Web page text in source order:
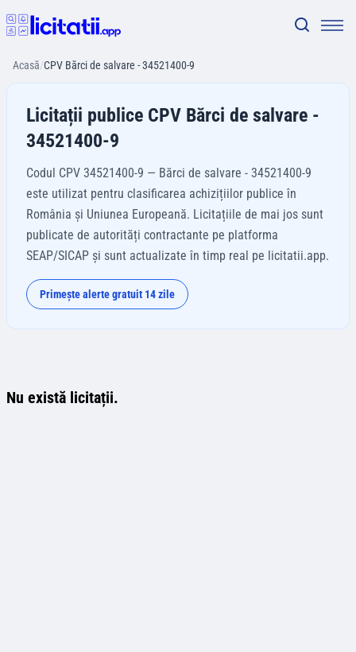
Acasă/CPV Bărci de salvare - 34521400-9
Licitații publice CPV Bărci de salvare -
34521400-9
Codul CPV 34521400-9 — Bărci de salvare - 34521400-9
este utilizat pentru clasificarea achizițiilor publice în
România și Uniunea Europeană. Licitațiile de mai jos sunt
publicate de autorități contractante pe platforma
SEAP/SICAP și sunt actualizate în timp real pe licitatii.app.
Primește alerte gratuit 14 zile
Nu există licitații.